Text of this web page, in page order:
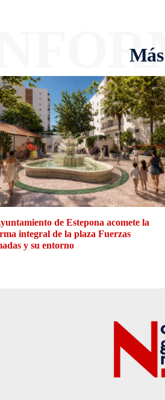
de Estepona acomete la
integral de la plaza Fuerzas
y su entorno